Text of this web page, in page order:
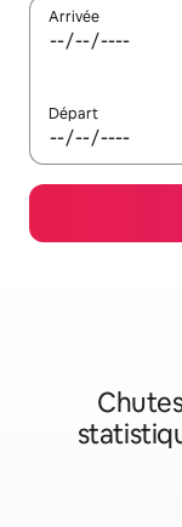
Arrivée
Départ